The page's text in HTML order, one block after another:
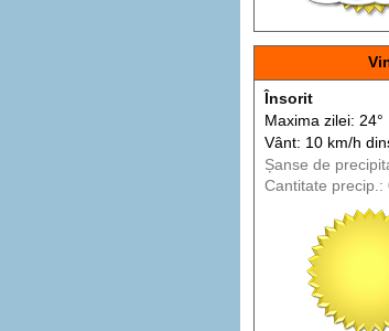
Însorit
Maxima zilei: 24°
Vânt: 10 km/h din
Șanse de precip
Cantitate precip.: